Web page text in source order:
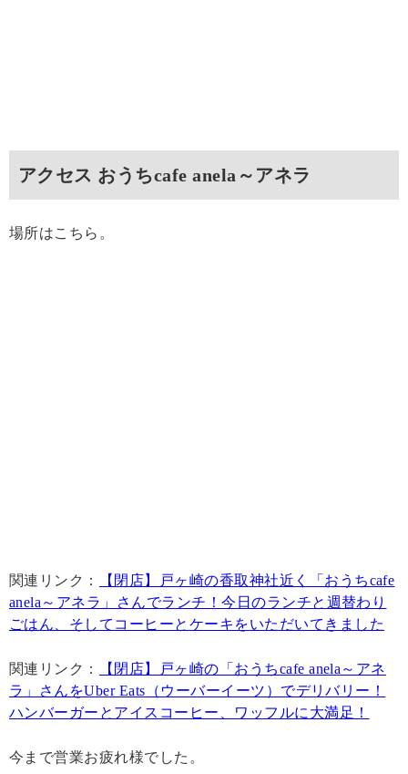
アクセス おうちcafe anela～アネラ
場所はこちら。
関連リンク：
【閉店】戸ヶ崎の香取神社近く「おうちcafe
anela～アネラ」さんでランチ！今日のランチと週替わり
ごはん、そしてコーヒーとケーキをいただいてきました
関連リンク：
【閉店】戸ヶ崎の「おうちcafe anela～アネ
ラ」さんをUber Eats（ウーバーイーツ）でデリバリー！
ハンバーガーとアイスコーヒー、ワッフルに大満足！
今まで営業お疲れ様でした。